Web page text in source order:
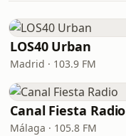
LOS40 Urban
Madrid · 103.9 FM
Canal Fiesta Radio
Málaga · 105.8 FM